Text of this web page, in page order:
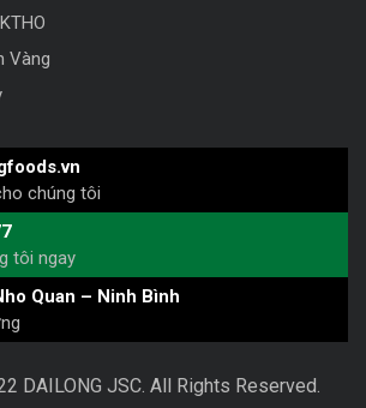
Vàng
chúng tôi
tôi ngay
Quan – Ninh Bình
DAILONG JSC. All Rights Reserved.